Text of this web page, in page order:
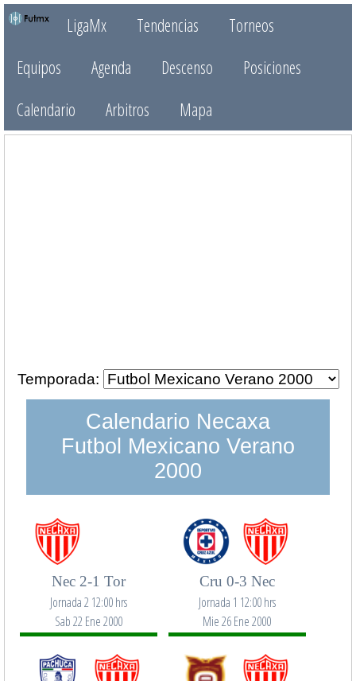
LigaMx Tendencias
Torneos
Equipos
Agenda Descenso
Posiciones
Calendario
Arbitros Mapa
Temporada:
Calendario Necaxa
Futbol Mexicano Verano
2000
Nec 2-1 Tor
Jornada 2 12:00 hrs
Sab 22 Ene 2000
Cru 0-3 Nec
Jornada 1 12:00 hrs
Mie 26 Ene 2000